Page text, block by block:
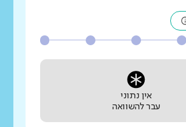
אין נתוני
עבר להשוואה